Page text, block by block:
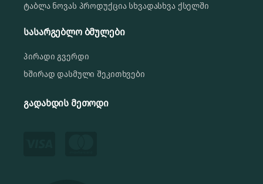
ტაბლა ნოვას პროდუქცია სხვადასხვა ქსელში
სასარგებლო ბმულები
პირადი გვერდი
ხშირად დასმული შეკითხვები
გადახდის მეთოდი